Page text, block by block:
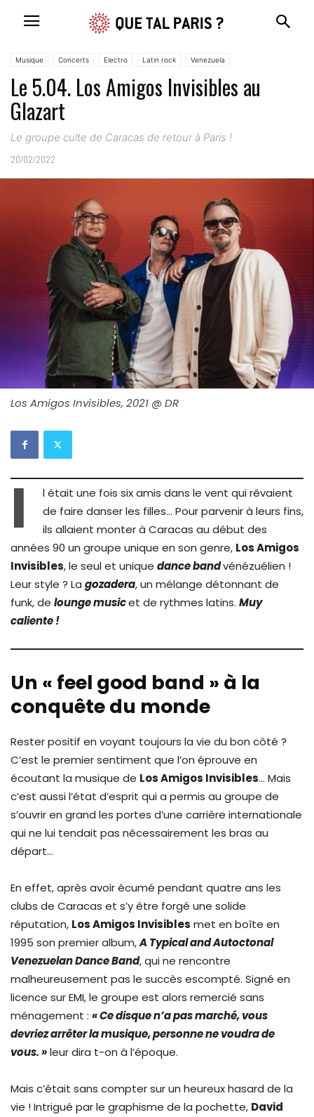
Musique Concerts Electro Latin rock Venezuela
Le 5.04. Los Amigos Invisibles au
Glazart
Le groupe culte de Caracas de retour à Paris !
20/02/2022
Los Amigos Invisibles, 2021 @ DR
I
l était une fois six amis dans le vent qui rêvaient
de faire danser les filles… Pour parvenir à leurs fins,
ils allaient monter à Caracas au début des
années 90 un groupe unique en son genre, Los Amigos
Invisibles, le seul et unique dance bandvénézuélien !
Leur style ? La gozadera, un mélange détonnant de
funk, de lounge musicet de rythmes latins. Muy
caliente !
Un « feel good band » à la
conquête du monde
Rester positif en voyant toujours la vie du bon côté ?
C’est le premier sentiment que l’on éprouve en
écoutant la musique de Los Amigos Invisibles… Mais
c’est aussi l’état d’esprit qui a permis au groupe de
s’ouvrir en grand les portes d’une carrière internationale
qui ne lui tendait pas nécessairement les bras au
départ…
En effet, après avoir écumé pendant quatre ans les
clubs de Caracas et s’y être forgé une solide
réputation, Los Amigos Invisibles met en boîte en
1995 son premier album,A Typical and Autoctonal
Venezuelan Dance Band, qui ne rencontre
malheureusement pas le succès escompté. Signé en
licence sur EMI, le groupe est alors remercié sans
ménagement : « Ce disque n’a pas marché, vous
devriez arrêter la musique, personne ne voudra de
vous. »leur dira t-on à l’époque.
Mais c’était sans compter sur un heureux hasard de la
vie ! Intrigué par le graphisme de la pochette, David